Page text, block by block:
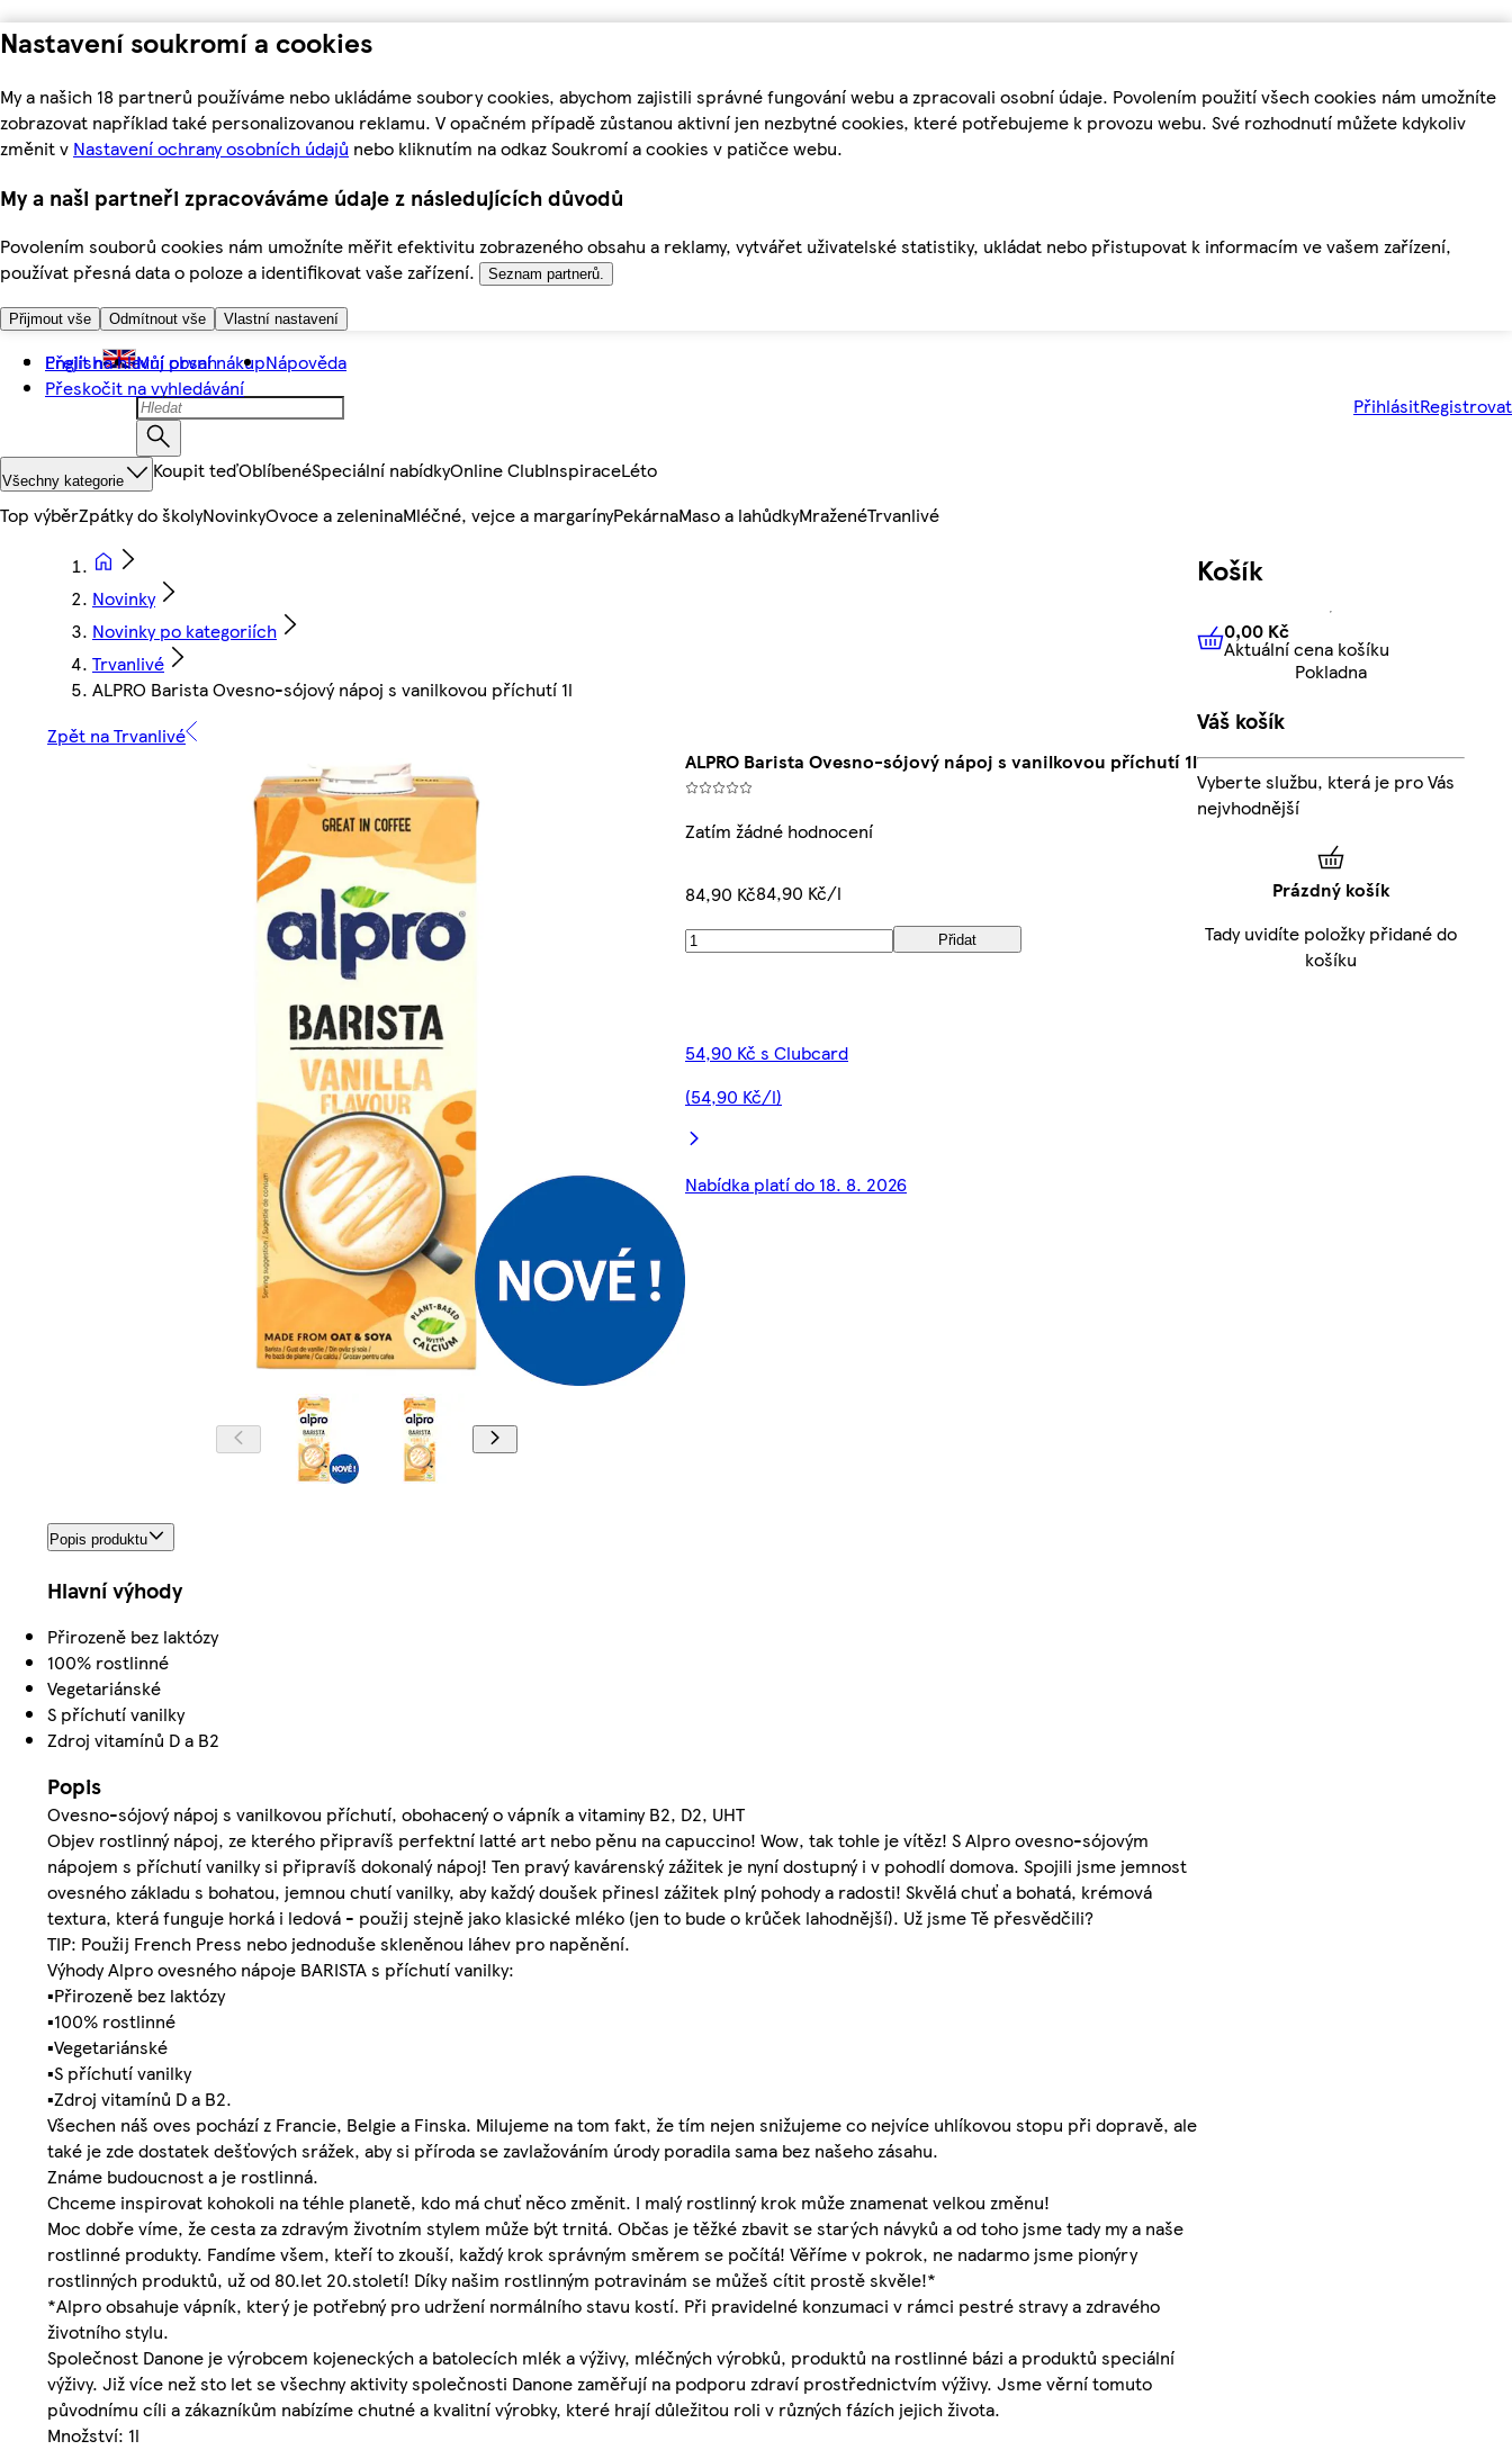
Nastavení soukromí a cookies
My a našich 18 partnerů používáme nebo ukládáme soubory cookies, abychom zajistili správné fungování webu a zpracovali osobní údaje. Povolením použití všech cookies nám umožníte
zobrazovat například také personalizovanou reklamu. V opačném případě zůstanou aktivní jen nezbytné cookies, které potřebujeme k provozu webu. Své rozhodnutí můžete kdykoliv
změnit v Nastavení ochrany osobních údajů nebo kliknutím na odkaz Soukromí a cookies v patičce webu.
My a naši partneři zpracováváme údaje z následujících důvodů
Povolením souborů cookies nám umožníte měřit efektivitu zobrazeného obsahu a reklamy, vytvářet uživatelské statistiky, ukládat nebo přistupovat k informacím ve vašem zařízení,
používat přesná data o poloze a identifikovat vaše zařízení.
Seznam partnerů.
Přijmout vše Odmítnout vše Vlastní nastavení
Přejít na hlavní obsah
Přeskočit na vyhledávání
English Můj první nákupNápověda
PřihlásitRegistrovat
Všechny kategorie Koupit teďOblíbenéSpeciální nabídkyOnline ClubInspiraceLéto
Top výběrZpátky do školyNovinkyOvoce a zeleninaMléčné, vejce a margarínyPekárnaMaso a lahůdkyMraženéTrvanlivé
Novinky
Novinky po kategoriích
Trvanlivé
ALPRO Barista Ovesno-sójový nápoj s vanilkovou příchutí 1l
Zpět na Trvanlivé
ALPRO Barista Ovesno-sójový nápoj s vanilkovou příchutí 1l
Zatím žádné hodnocení
84,90 Kč84,90 Kč/l
Přidat
54,90 Kč s Clubcard
(54,90 Kč/l)
Nabídka platí do 18. 8. 2026
Popis produktu
Hlavní výhody
Přirozeně bez laktózy
100% rostlinné
Vegetariánské
S příchutí vanilky
Zdroj vitamínů D a B2
Popis
Ovesno-sójový nápoj s vanilkovou příchutí, obohacený o vápník a vitaminy B2, D2, UHT
Objev rostlinný nápoj, ze kterého připravíš perfektní latté art nebo pěnu na capuccino! Wow, tak tohle je vítěz! S Alpro ovesno-sójovým
nápojem s příchutí vanilky si připravíš dokonalý nápoj! Ten pravý kavárenský zážitek je nyní dostupný i v pohodlí domova. Spojili jsme jemnost
ovesného základu s bohatou, jemnou chutí vanilky, aby každý doušek přinesl zážitek plný pohody a radosti! Skvělá chuť a bohatá, krémová
textura, která funguje horká i ledová - použij stejně jako klasické mléko (jen to bude o krůček lahodnější). Už jsme Tě přesvědčili?
TIP: Použij French Press nebo jednoduše skleněnou láhev pro napěnění.
Výhody Alpro ovesného nápoje BARISTA s příchutí vanilky:
▪Přirozeně bez laktózy
▪100% rostlinné
▪Vegetariánské
▪S příchutí vanilky
▪Zdroj vitamínů D a B2.
Všechen náš oves pochází z Francie, Belgie a Finska. Milujeme na tom fakt, že tím nejen snižujeme co nejvíce uhlíkovou stopu při dopravě, ale
také je zde dostatek dešťových srážek, aby si příroda se zavlažováním úrody poradila sama bez našeho zásahu.
Známe budoucnost a je rostlinná.
Chceme inspirovat kohokoli na téhle planetě, kdo má chuť něco změnit. I malý rostlinný krok může znamenat velkou změnu!
Moc dobře víme, že cesta za zdravým životním stylem může být trnitá. Občas je těžké zbavit se starých návyků a od toho jsme tady my a naše
rostlinné produkty. Fandíme všem, kteří to zkouší, každý krok správným směrem se počítá! Věříme v pokrok, ne nadarmo jsme pionýry
rostlinných produktů, už od 80.let 20.století! Díky našim rostlinným potravinám se můžeš cítit prostě skvěle!*
*Alpro obsahuje vápník, který je potřebný pro udržení normálního stavu kostí. Při pravidelné konzumaci v rámci pestré stravy a zdravého
životního stylu.
Společnost Danone je výrobcem kojeneckých a batolecích mlék a výživy, mléčných výrobků, produktů na rostlinné bázi a produktů speciální
výživy. Již více než sto let se všechny aktivity společnosti Danone zaměřují na podporu zdraví prostřednictvím výživy. Jsme věrní tomuto
původnímu cíli a zákazníkům nabízíme chutné a kvalitní výrobky, které hrají důležitou roli v různých fázích jejich života.
Množství: 1l
Košík
0,00 KčAktuální cena košíku
0,00 Kč
Aktuální cena košíku
Pokladna
Váš košík
Vyberte službu, která je pro Vás
nejvhodnější
Prázdný košík
Tady uvidíte položky přidané do
košíku